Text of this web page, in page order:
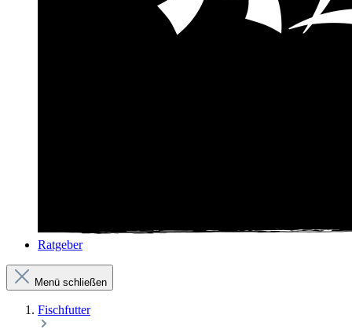
Ratgeber
Menü schließen
Fischfutter